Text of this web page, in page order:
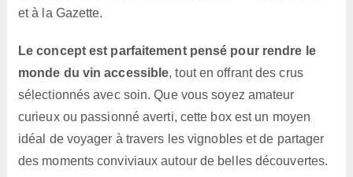
et à la Gazette.
Le concept est parfaitement pensé pour rendre le
monde du vin accessible, tout en offrant des crus
sélectionnés avec soin. Que vous soyez amateur
curieux ou passionné averti, cette box est un moyen
idéal de voyager à travers les vignobles et de partager
des moments conviviaux autour de belles découvertes.